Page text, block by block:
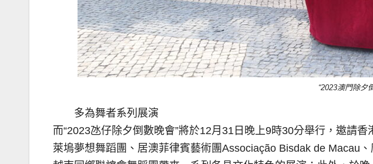
“2023澳門除夕
多為舞者系列展演
而“2023氹仔除夕倒數晚會”將於12月31日晚上9時30分舉行，邀請
萊塢夢想舞蹈團、居澳菲律賓藝術團Associação Bisdak de Macau